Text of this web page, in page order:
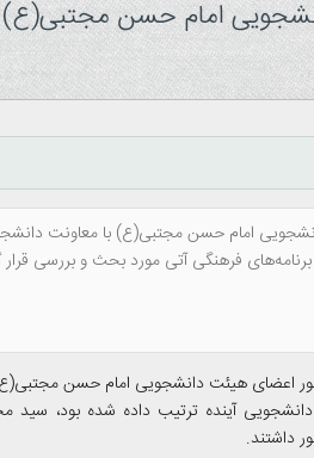
امام حسن مجتبی(ع)
امام حسن مجتبی(ع) با معاونت
برنامه‌های فرهنگی آتی مورد بحث و بررسی
اعضای هیئت دانشجویی امام حسن مجتبی(ع)
آینده ترتیب داده شده بود، سید
داشتند.